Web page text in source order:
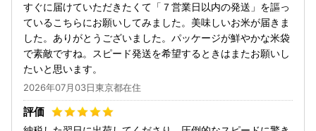
すぐに届けていただきたくて「７営業日以内の発送」を謳っ
ているこちらにお願いしてみました。美味しいお米が届きま
した。ありがとうございました。パッケージが鮮やかな米袋
で素敵ですね。スピード発送を希望するときはまたお願いし
たいと思います。
2026年07月03日東京都在住